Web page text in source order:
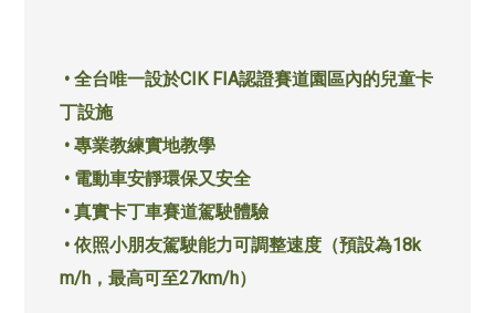
• 全台唯一設於CIK FIA認證賽道園區內的兒童卡
丁設施
• 專業教練實地教學
• 電動車安靜環保又安全
• 真實卡丁車賽道駕駛體驗
• 依照小朋友駕駛能力可調整速度（預設為18k
m/h，最高可至27km/h）